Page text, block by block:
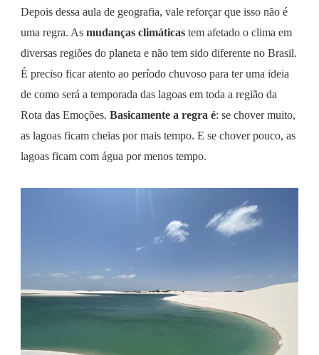
Depois dessa aula de geografia, vale reforçar que isso não é
uma regra. As mudanças climáticas tem afetado o clima em
diversas regiões do planeta e não tem sido diferente no Brasil.
É preciso ficar atento ao período chuvoso para ter uma ideia
de como será a temporada das lagoas em toda a região da
Rota das Emoções. Basicamente a regra é: se chover muito,
as lagoas ficam cheias por mais tempo. E se chover pouco, as
lagoas ficam com água por menos tempo.